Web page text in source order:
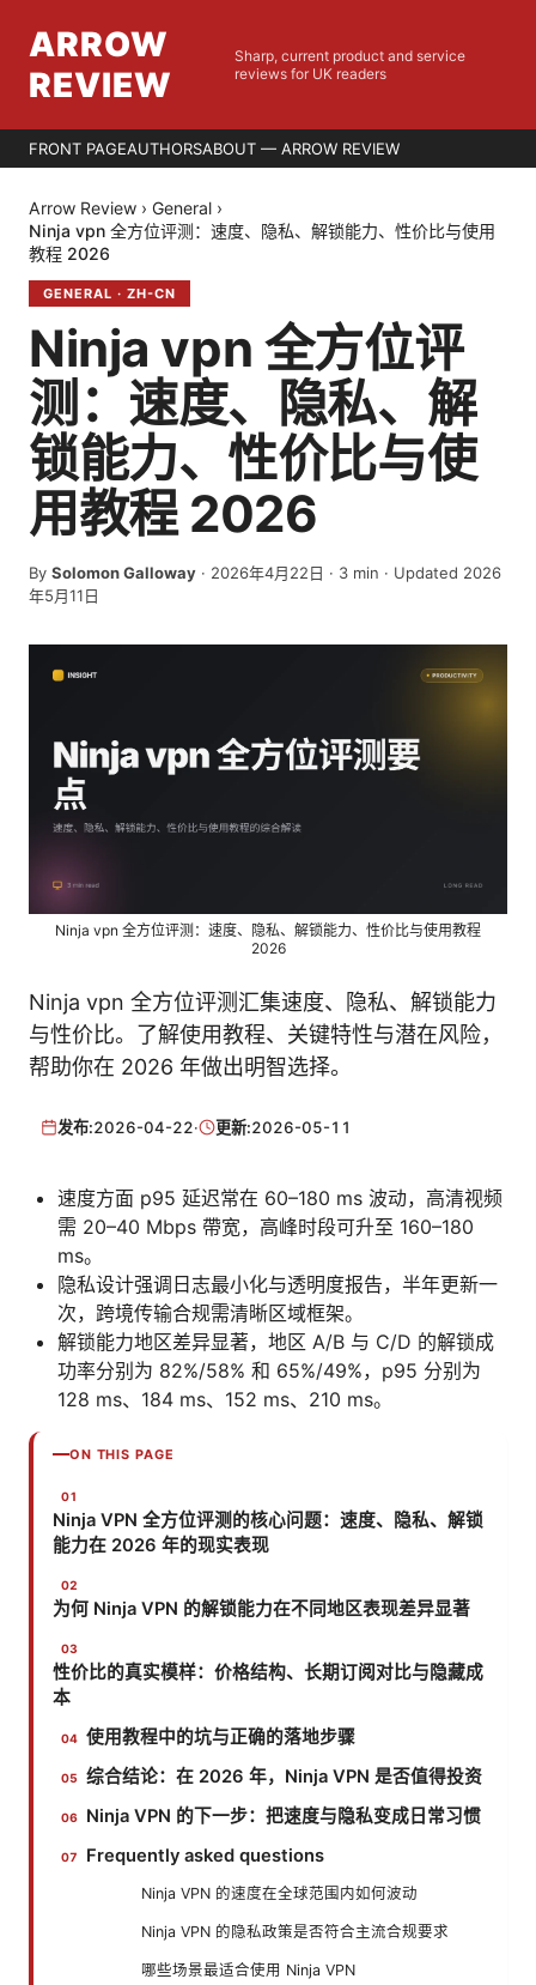
ARROW
REVIEW
Sharp, current product and service
reviews for UK readers
FRONT PAGEAUTHORSABOUT — ARROW REVIEW
Arrow Review › General ›
Ninja vpn 全方位评测：速度、隐私、解锁能力、性价比与使用
教程 2026
GENERAL · ZH-CN
Ninja vpn 全方位评
测：速度、隐私、解
锁能力、性价比与使
用教程 2026
By Solomon Galloway · 2026年4月22日 · 3 min · Updated 2026
年5月11日
Ninja vpn 全方位评测：速度、隐私、解锁能力、性价比与使用教程
2026
Ninja vpn 全方位评测汇集速度、隐私、解锁能力
与性价比。了解使用教程、关键特性与潜在风险，
帮助你在 2026 年做出明智选择。
发布:2026-04-22· 更新:2026-05-11
速度方面 p95 延迟常在 60–180 ms 波动，高清视频
需 20–40 Mbps 帶宽，高峰时段可升至 160–180
ms。
隐私设计强调日志最小化与透明度报告，半年更新一
次，跨境传输合规需清晰区域框架。
解锁能力地区差异显著，地区 A/B 与 C/D 的解锁成
功率分别为 82%/58% 和 65%/49%，p95 分别为
128 ms、184 ms、152 ms、210 ms。
ON THIS PAGE
Ninja VPN 全方位评测的核心问题：速度、隐私、解锁
能力在 2026 年的现实表现
为何 Ninja VPN 的解锁能力在不同地区表现差异显著
性价比的真实模样：价格结构、长期订阅对比与隐藏成
本
使用教程中的坑与正确的落地步骤
综合结论：在 2026 年，Ninja VPN 是否值得投资
Ninja VPN 的下一步：把速度与隐私变成日常习惯
Frequently asked questions
Ninja VPN 的速度在全球范围内如何波动
Ninja VPN 的隐私政策是否符合主流合规要求
哪些场景最适合使用 Ninja VPN